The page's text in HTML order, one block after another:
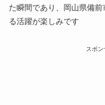
た瞬間であり、岡山県備
る活躍が楽しみです
スポン